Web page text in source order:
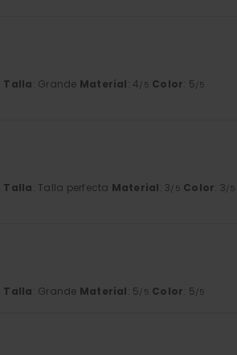
Talla: Grande Material: 4/5 Color: 5/5
Talla: Talla perfecta Material: 3/5 Color: 3/5
Talla: Grande Material: 5/5 Color: 5/5